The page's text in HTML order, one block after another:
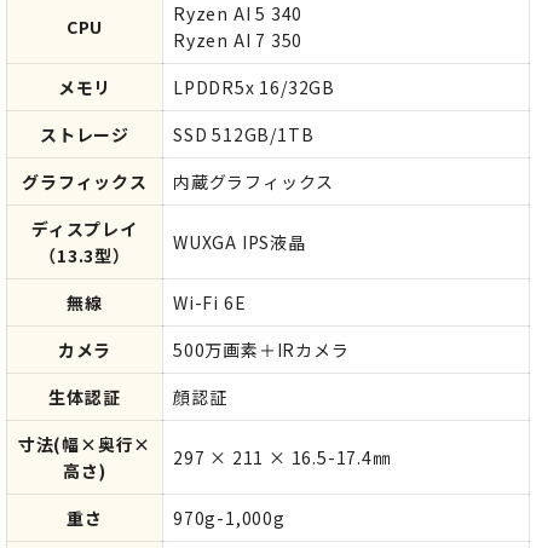
CPU
Ryzen AI 5 340
Ryzen AI 7 350
メモリ
LPDDR5x 16/32GB
ストレージ
SSD 512GB/1TB
グラフィックス
内蔵グラフィックス
ディスプレイ
（13.3型）
WUXGA IPS液晶
無線
Wi-Fi 6E
カメラ
500万画素＋IRカメラ
生体認証
顔認証
寸法(幅×奥行×
高さ)
297 × 211 × 16.5-17.4㎜
重さ 970g-1,000g